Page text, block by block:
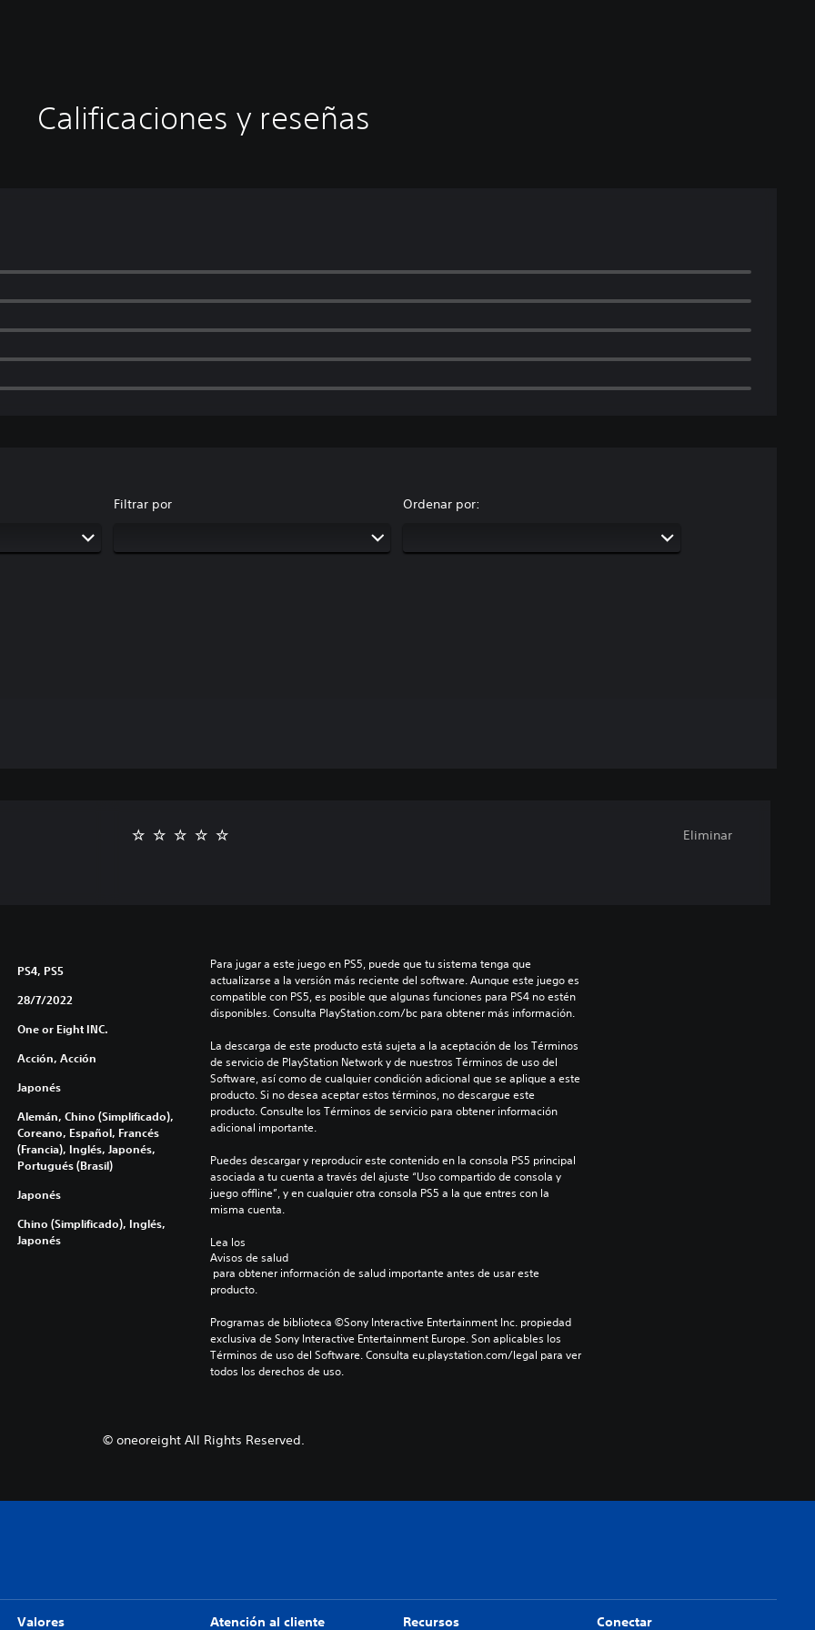
Calificaciones y reseñas
Filtrar por Ordenar por:
Eliminar
PS4, PS5
28/7/2022
One or Eight INC.
Acción, Acción
Japonés
Alemán, Chino (Simplificado),
Coreano, Español, Francés
(Francia), Inglés, Japonés,
Portugués (Brasil)
Japonés
Chino (Simplificado), Inglés,
Japonés
Para jugar a este juego en PS5, puede que tu sistema tenga que
actualizarse a la versión más reciente del software. Aunque este juego es
compatible con PS5, es posible que algunas funciones para PS4 no estén
disponibles. Consulta PlayStation.com/bc para obtener más información.
La descarga de este producto está sujeta a la aceptación de los Términos
de servicio de PlayStation Network y de nuestros Términos de uso del
Software, así como de cualquier condición adicional que se aplique a este
producto. Si no desea aceptar estos términos, no descargue este
producto. Consulte los Términos de servicio para obtener información
adicional importante.
Puedes descargar y reproducir este contenido en la consola PS5 principal
asociada a tu cuenta a través del ajuste “Uso compartido de consola y
juego offline”, y en cualquier otra consola PS5 a la que entres con la
misma cuenta.
Lea los
Avisos de salud
producto.
Programas de biblioteca ©Sony Interactive Entertainment Inc. propiedad
exclusiva de Sony Interactive Entertainment Europe. Son aplicables los
Términos de uso del Software. Consulta eu.playstation.com/legal para ver
todos los derechos de uso.
© oneoreight All Rights Reserved.
Valores Atención al cliente Recursos Conectar